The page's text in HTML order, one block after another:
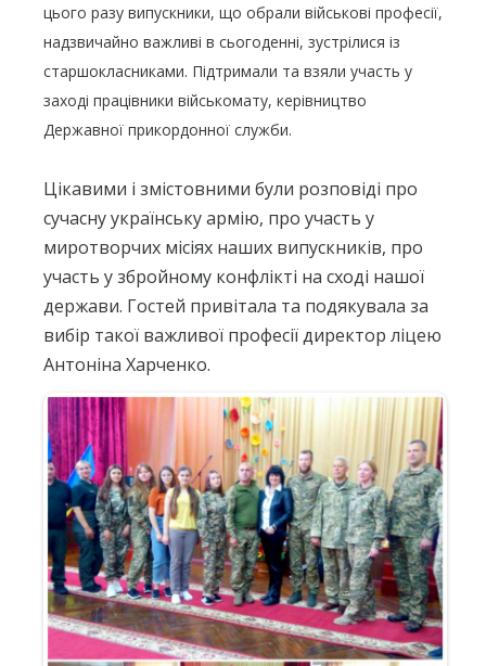
цього разу випускники, що обрали військові професії,
надзвичайно важливі в сьогоденні, зустрілися із
старшокласниками. Підтримали та взяли участь у
заході працівники військомату, керівництво
Державної прикордонної служби.
Цікавими і змістовними були розповіді про
сучасну українську армію, про участь у
миротворчих місіях наших випускників, про
участь у збройному конфлікті на сході нашої
держави. Гостей привітала та подякувала за
вибір такої важливої професії директор ліцею
Антоніна Харченко.